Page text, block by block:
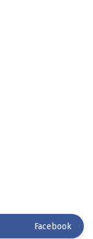
Facebook